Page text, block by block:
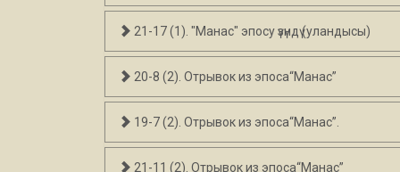
21-17 (1). "Манас" эпосу үзүндү (уландысы)
20-8 (2). Отрывок из эпоса“Манас”
19-7 (2). Отрывок из эпоса“Манас”.
21-11 (2). Отрывок из эпоса“Манас”